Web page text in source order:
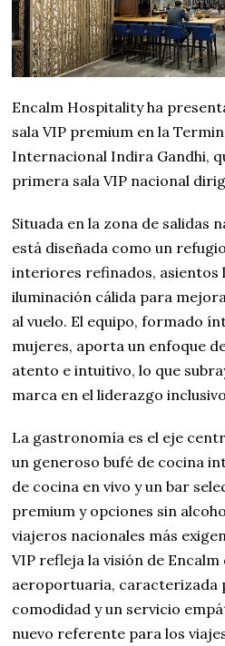
Encalm Hospitality ha
sala VIP premium en la
Internacional Indira Gandhi,
primera sala VIP nacional
Situada en la zona de salidas
está diseñada como un
interiores refinados, asientos
iluminación cálida para
al vuelo. El equipo, formado
mujeres, aporta un enfoque
atento e intuitivo, lo que
marca en el liderazgo
La gastronomía es el eje
un generoso bufé de cocina
de cocina en vivo y un bar
premium y opciones sin
viajeros nacionales más
VIP refleja la visión de
aeroportuaria, caracterizada
comodidad y un servicio
nuevo referente para los